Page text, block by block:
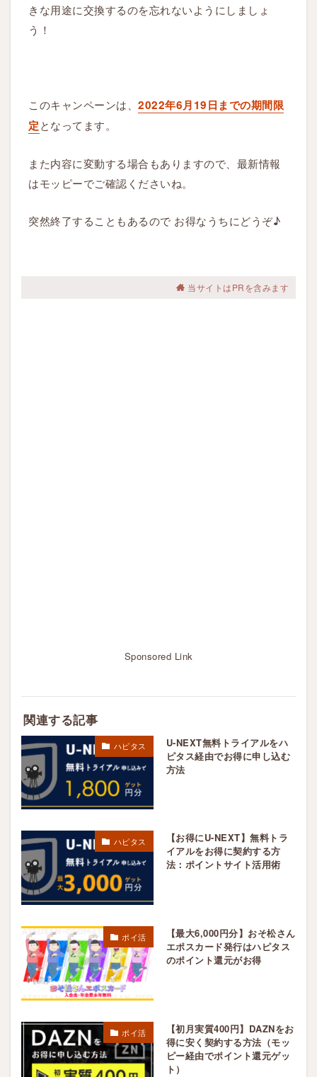
きな用途に交換するのを忘れないようにしましょ
う！
このキャンペーンは、 2022年6月19日までの期間限
定となってます。
また内容に変動する場合もありますので、最新情報
はモッピーでご確認くださいね。
突然終了することもあるので お得なうちにどうぞ♪
当サイトはPRを含みます
Sponsored Link
関連する記事
ハピタス
U-NEXT無料トライアルをハ
ピタス経由でお得に申し込む
方法
ハピタス
【お得にU-NEXT】無料トラ
イアルをお得に契約する方
法：ポイントサイト活用術
ポイ活
【最大6,000円分】おそ松さん
エポスカード発行はハピタス
のポイント還元がお得
ポイ活
【初月実質400円】DAZNをお
得に安く契約する方法（モッ
ピー経由でポイント還元ゲッ
ト）